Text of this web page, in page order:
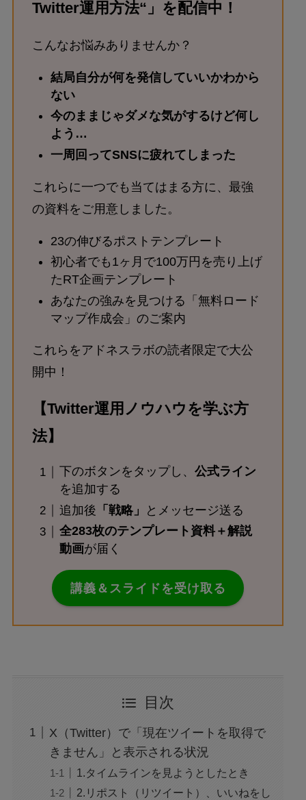
Twitter運用方法“」を配信中！
こんなお悩みありませんか？
結局自分が何を発信していいかわから
ない
今のままじゃダメな気がするけど何し
よう…
一周回ってSNSに疲れてしまった
これらに一つでも当てはまる方に、最強
の資料をご用意しました。
23の伸びるポストテンプレート
初心者でも1ヶ月で100万円を売り上げ
たRT企画テンプレート
あなたの強みを見つける「無料ロード
マップ作成会」のご案内
これらをアドネスラボの読者限定で大公
開中！
【Twitter運用ノウハウを学ぶ方
法】
下のボタンをタップし、公式ライン
を追加する
追加後 「戦略」
とメッセージ送る
全283枚のテンプレート資料＋解説
動画が届く
講義＆スライドを受け取る
目次
X（Twitter）で「現在ツイートを取得で
きません」と表示される状況
1.タイムラインを見ようとしたとき
2.リポスト（リツイート）、いいねをし